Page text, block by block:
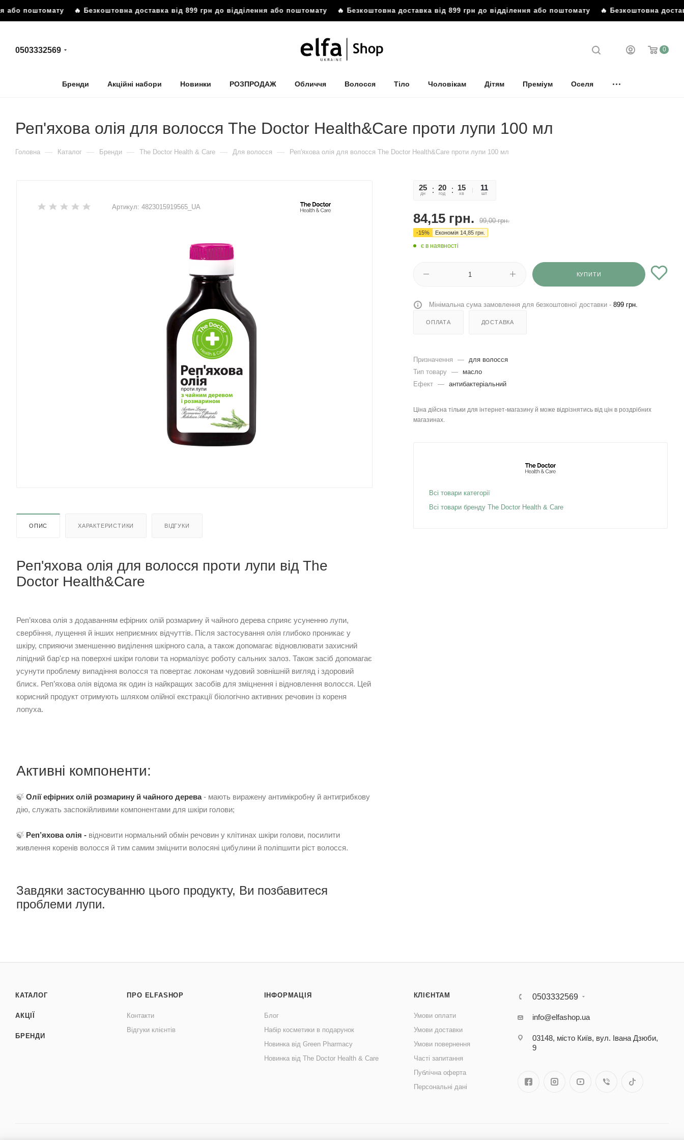
або поштомату🔥 Безкоштовна доставка від 899 грн до відділення або поштомату🔥 Безкоштовна доставка від 899 грн до відділення або поштомату🔥 Безкоштовна
0503332569 0
Бренди Акційні набори Новинки РОЗПРОДАЖ Обличчя Волосся Тіло Чоловікам Дітям Преміум Оселя
Реп'яхова олія для волосся The Doctor Health&Care проти лупи 100 мл
Головна — Каталог — Бренди — The Doctor Health & Care — Для волосся — Реп'яхова олія для волосся The Doctor Health&Care проти лупи 100 мл
Артикул: 4823015919565_UA
ОПИС ХАРАКТЕРИСТИКИ ВІДГУКИ
Реп'яхова олія для волосся проти лупи від The
Doctor Health&Care
Реп’яхова олія з додаванням ефірних олій розмарину й чайного дерева сприяє усуненню лупи,
свербіння, лущення й інших неприємних відчуттів. Після застосування олія глибоко проникає у
шкіру, сприяючи зменшенню виділення шкірного сала, а також допомагає відновлювати захисний
ліпідний бар'єр на поверхні шкіри голови та нормалізує роботу сальних залоз. Також засіб допомагає
усунути проблему випадіння волосся та повертає локонам чудовий зовнішній вигляд і здоровий
блиск. Реп’яхова олія відома як один із найкращих засобів для зміцнення і відновлення волосся. Цей
корисний продукт отримують шляхом олійної екстракції біологічно активних речовин із кореня
лопуха.
Активні компоненти:
🍃 Олії ефірних олій розмарину й чайного дерева- мають виражену антимікробну й антигрибкову
дію, служать заспокійливими компонентами для шкіри голови;
🍃 Реп’яхова олія - відновити нормальний обмін речовин у клітинах шкіри голови, посилити
живлення коренів волосся й тим самим зміцнити волосяні цибулини й поліпшити ріст волосся.
Завдяки застосуванню цього продукту, Ви позбавитеся
проблеми лупи.
25
дн
20
год
15
хв
16
сек
11
шт
84,15 грн. 99,00грн.
-15% Економія 14,85 грн.
є в наявності
КУПИТИ
Мінімальна сума замовлення для безкоштовної доставки - 899 грн.
ОПЛАТА ДОСТАВКА
Призначення —
для волосся
Тип товару —
масло
Ефект — антибактеріальний
Ціна дійсна тільки для інтернет-магазину й може відрізнятись від цін в роздрібних
магазинах.
Всі товари категорії
Всі товари бренду The Doctor Health & Care
КАТАЛОГ
АКЦІЇ
БРЕНДИ
ПРО ELFASHOP
Контакти
Відгуки клієнтів
ІНФОРМАЦІЯ
Блог
Набір косметики в подарунок
Новинка від Green Pharmacy
Новинка від The Doctor Health & Care
КЛІЄНТАМ
Умови оплати
Умови доставки
Умови повернення
Часті запитання
Публічна оферта
Персональні дані
0503332569
info@elfashop.ua
03148, місто Київ, вул. Івана Дзюби,
9